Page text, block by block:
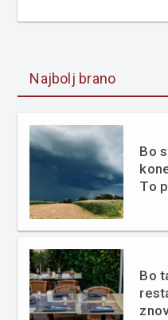
Najbolj brano
Bo
To
Bo